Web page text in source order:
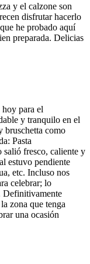
y el calzone son
disfrutar hacerlo
he probado aquí
preparada. Delicias
hoy para el
y tranquilo en el
bruschetta como
Pasta
salió fresco, caliente y
estuvo pendiente
etc. Incluso nos
celebrar; lo
Definitivamente
zona que tenga
una ocasión